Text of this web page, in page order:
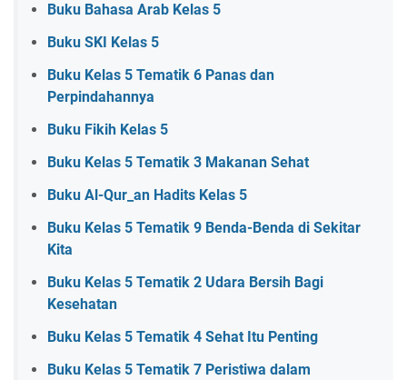
Buku Bahasa Arab Kelas 5
Buku SKI Kelas 5
Buku Kelas 5 Tematik 6 Panas dan
Perpindahannya
Buku Fikih Kelas 5
Buku Kelas 5 Tematik 3 Makanan Sehat
Buku Al-Qur_an Hadits Kelas 5
Buku Kelas 5 Tematik 9 Benda-Benda di Sekitar
Kita
Buku Kelas 5 Tematik 2 Udara Bersih Bagi
Kesehatan
Buku Kelas 5 Tematik 4 Sehat Itu Penting
Buku Kelas 5 Tematik 7 Peristiwa dalam